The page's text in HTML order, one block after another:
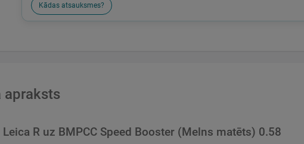
Kādas atsauksmes?
apraksts
R uz BMPCC Speed Booster (Melns matēts) 0.58